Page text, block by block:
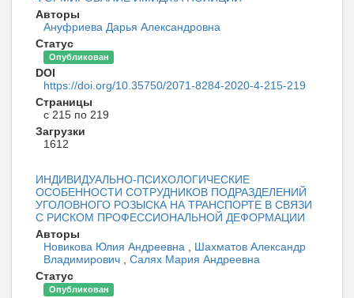
Авторы
Ануфриева Дарья Александровна
Статус
Опубликован
DOI
https://doi.org/10.35750/2071-8284-2020-4-215-219
Страницы
с 215 по 219
Загрузки
1612
ИНДИВИДУАЛЬНО-ПСИХОЛОГИЧЕСКИЕ
ОСОБЕННОСТИ СОТРУДНИКОВ ПОДРАЗДЕЛЕНИЙ
УГОЛОВНОГО РОЗЫСКА НА ТРАНСПОРТЕ В СВЯЗИ
С РИСКОМ ПРОФЕССИОНАЛЬНОЙ ДЕФОРМАЦИИ
Авторы
Новикова Юлия Андреевна
Шахматов Александр
Владимирович
Салях Мария Андреевна
Статус
Опубликован